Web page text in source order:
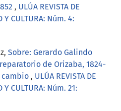
, ULÚA REVISTA DE
Y CULTURA: Núm. 4:
Sobre: Gerardo Galindo
de Orizaba, 1824-
cambio , ULÚA REVISTA DE
Y CULTURA: Núm. 21: